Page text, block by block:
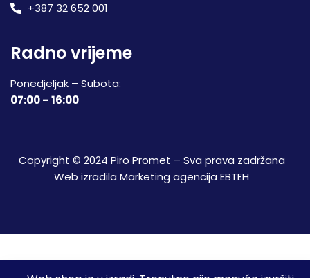
+387 32 652 001
Radno vrijeme
Ponedjeljak – Subota:
07:00 – 16:00
Copyright © 2024 Piro Promet – Sva prava zadržana
Web izradila Marketing agencija EBTEH